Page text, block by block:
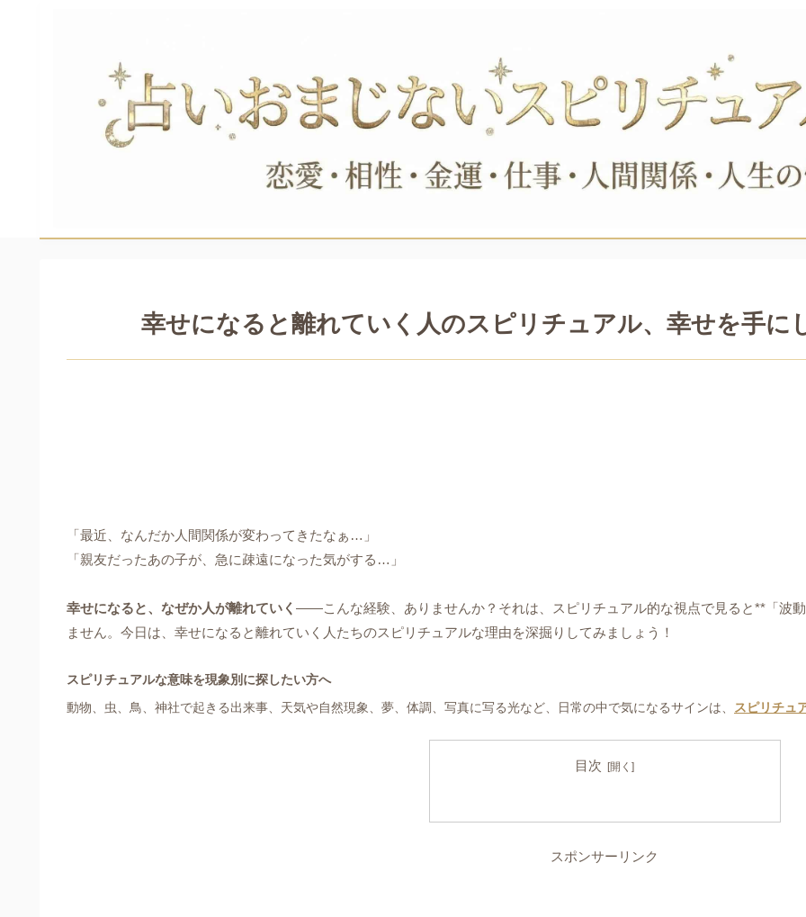
幸せになると離れていく人のスピリチュアル、幸せを手に
「最近、なんだか人間関係が変わってきたなぁ…」
「親友だったあの子が、急に疎遠になった気がする…」
幸せになると、なぜか人が離れていく ――こんな経験、ありませんか？それは、スピリチュアル的な視点で見ると**「波
ません。今日は、幸せになると離れていく人たちのスピリチュアルな理由を深掘りしてみましょう！
スピリチュアルな意味を現象別に探したい方へ
動物、虫、鳥、神社で起きる出来事、天気や自然現象、夢、体調、写真に写る光など、日常の中で気になるサインは、
スピリチュ
目次
スポンサーリンク